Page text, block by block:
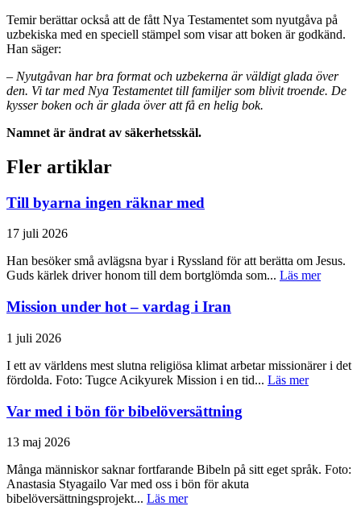
Temir berättar också att de fått Nya Testamentet som nyutgåva på
uzbekiska med en speciell stämpel som visar att boken är godkänd.
Han säger:
– Nyutgåvan har bra format och uzbekerna är väldigt glada över
den. Vi tar med Nya Testamentet till familjer som blivit troende. De
kysser boken och är glada över att få en helig bok.
Namnet är ändrat av säkerhetsskäl.
Fler artiklar
Till byarna ingen räknar med
17 juli 2026
Han besöker små avlägsna byar i Ryssland för att berätta om Jesus.
Guds kärlek driver honom till dem bortglömda som... Läs mer
Mission under hot – vardag i Iran
1 juli 2026
I ett av världens mest slutna religiösa klimat arbetar missionärer i det
fördolda. Foto: Tugce Acikyurek Mission i en tid... Läs mer
Var med i bön för bibelöversättning
13 maj 2026
Många människor saknar fortfarande Bibeln på sitt eget språk. Foto:
Anastasia Styagailo Var med oss i bön för akuta
bibelöversättningsprojekt... Läs mer